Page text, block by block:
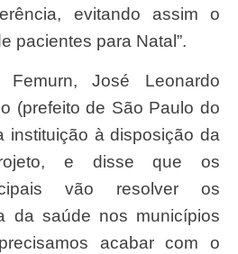
evitando assim o
pacientes para Natal”.
(prefeito de São Paulo do
instituição à disposição da
e disse que os
vão resolver os
da saúde nos municípios
acabar com o